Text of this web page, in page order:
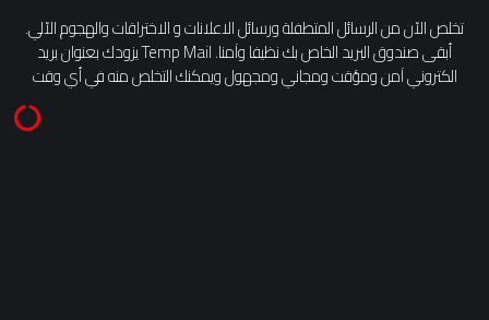
تخلص الآن من الرسائل المتطفلة ورسائل الاعلانات و الاختراقات والهجوم الآلي.
أبقى صندوق البريد الخاص بك نظيفا وآمنا. Temp Mail يزودك بعنوان بريد
الكتروني آمن ومؤقت ومجاني ومجهول ويمكنك التخلص منه في أي وقت